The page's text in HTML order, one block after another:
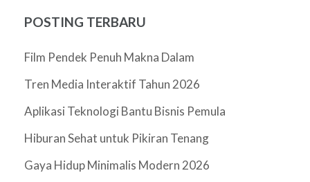
POSTING TERBARU
Film Pendek Penuh Makna Dalam
Tren Media Interaktif Tahun 2026
Aplikasi Teknologi Bantu Bisnis Pemula
Hiburan Sehat untuk Pikiran Tenang
Gaya Hidup Minimalis Modern 2026